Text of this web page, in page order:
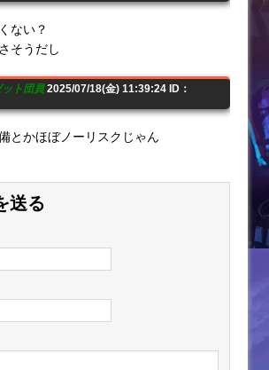
ない？
そうだし
ト団員2025/07/18(金) 11:39:24 ID：
とかほぼノーリスクじゃん
送る